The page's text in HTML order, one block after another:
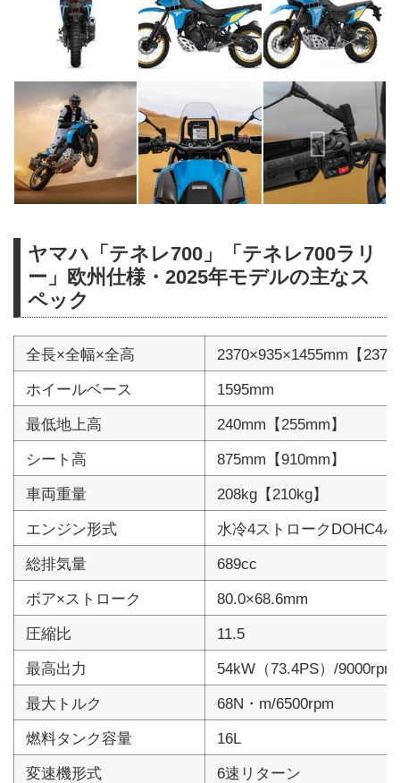
ヤマハ「テネレ700」「テネレ700ラリ
ー」欧州仕様・2025年モデルの主なス
ペック
全長×全幅×全高
2370×935×1455mm【
ホイールベース
1595mm
最低地上高
240mm【255mm】
シート高
875mm【910mm】
車両重量
208kg【210kg】
エンジン形式
水冷4ストロークDOHC4
総排気量
689cc
ボア×ストローク
80.0×68.6mm
圧縮比
11.5
最高出力
54kW（73.4PS）/9000rpm
最大トルク
68N・m/6500rpm
燃料タンク容量
16L
変速機形式
6速リターン